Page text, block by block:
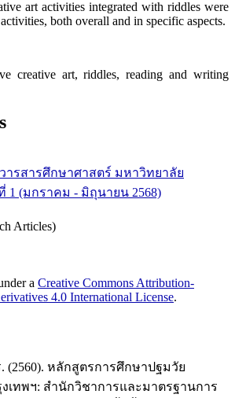
art activities integrated with riddles were
both overall and in specific aspects.
creative art, riddles, reading and writing
วารสารศึกษาศาสตร์ มหาวิทยาลัย
1 (มกราคม - มิถุนายน 2568)
Articles)
a Creative Commons Attribution-
4.0 International License.
(2560). หลักสูตรการศึกษาปฐมวัย
เทพฯ: สำนักวิชาการและมาตรฐานการ